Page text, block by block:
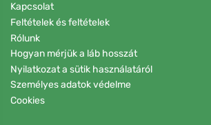
Kapcsolat
Feltételek és feltételek
Rólunk
Hogyan mérjük a láb hosszát
Nyilatkozat a sütik használatáról
Személyes adatok védelme
Cookies